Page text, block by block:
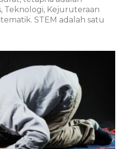
Teknologi, Kejuruteraan
STEM adalah satu